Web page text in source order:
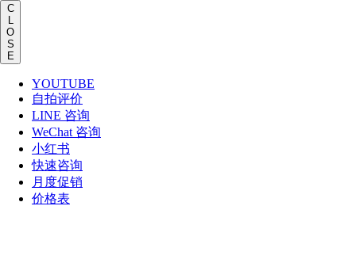
C
L
O
S
E
YOUTUBE
自拍评价
LINE 咨询
WeChat 咨询
小红书
快速咨询
月度促销
价格表